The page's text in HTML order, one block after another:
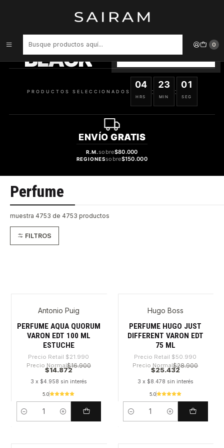
0
BLACK VER OFERTAS
PRODUCTOS SELECCIONADOS
04
HRS
:
23
MIN
:
01
SEG
ENVÍO GRATIS
R.M.sobre$80.000
REGIONESsobre$150.000
Perfume
muestra 4753 de 4753 productos
FILTROS
-32%Antonio Puig
PERFUME AQUA QUORUM
VARON EDT 100 ML
ESTUCHE
Precio Retail $21.990
Precio Normal$16.900
$14.872
3 x $4.958 sin interés
5.0
Cantidad
Hugo Boss
PERFUME HUGO JUST
DIFFERENT VARON EDT
75 ML
Precio Retail $50.990
Precio Normal$28.900
$25.432
3 x $8.478 sin interés
5.0
Cantidad